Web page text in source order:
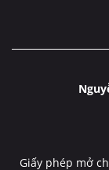
Giấy phép mở